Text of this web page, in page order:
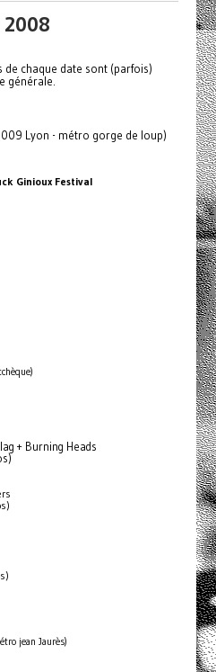
2008
de chaque date sont (parfois)
générale.
Lyon - métro gorge de loup)
Ginioux Festival
+ Burning Heads
jean Jaurès)